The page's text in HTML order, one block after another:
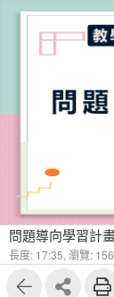
問題導向學習計
長度: 17:35, 瀏覽: